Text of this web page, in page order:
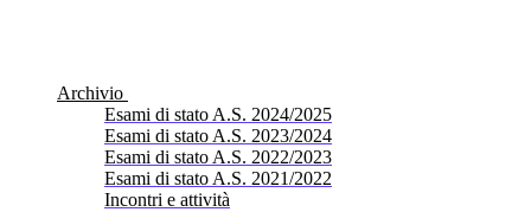
Archivio
Esami di stato A.S. 2024/2025
Esami di stato A.S. 2023/2024
Esami di stato A.S. 2022/2023
Esami di stato A.S. 2021/2022
Incontri e attività